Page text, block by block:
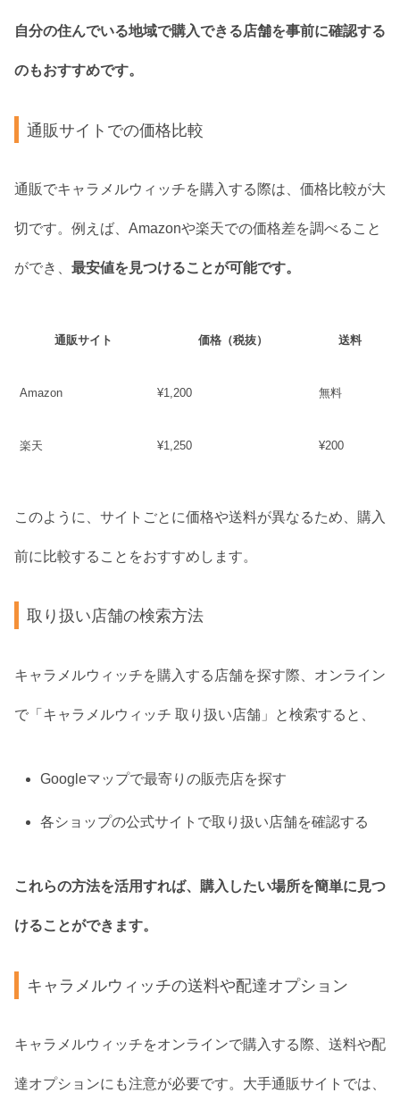
自分の住んでいる地域で購入できる店舗を事前に確認する
のもおすすめです。
通販サイトでの価格比較
通販でキャラメルウィッチを購入する際は、価格比較が大
切です。例えば、Amazonや楽天での価格差を調べること
ができ、 最安値を見つけることが可能です。
通販サイト 価格（税抜） 送料
Amazon ¥1,200 無料
楽天 ¥1,250 ¥200
このように、サイトごとに価格や送料が異なるため、購入
前に比較することをおすすめします。
取り扱い店舗の検索方法
キャラメルウィッチを購入する店舗を探す際、オンライン
で「キャラメルウィッチ 取り扱い店舗」と検索すると、
Googleマップで最寄りの販売店を探す
各ショップの公式サイトで取り扱い店舗を確認する
これらの方法を活用すれば、購入したい場所を簡単に見つ
けることができます。
キャラメルウィッチの送料や配達オプション
キャラメルウィッチをオンラインで購入する際、送料や配
達オプションにも注意が必要です。大手通販サイトでは、